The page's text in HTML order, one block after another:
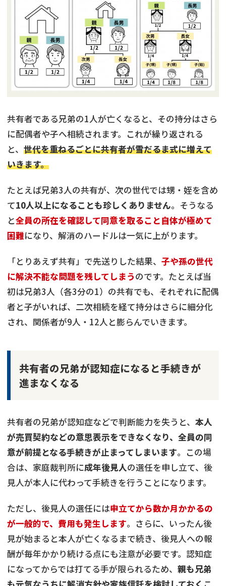
共有者である兄弟の1人が亡くなると、その持分はさら
に配偶者や子へ相続されます。これが繰り返される
と、 世代を重ねるごとに共有者が雪だるま式に増えて
いきます。
たとえば兄弟3人の共有が、次の世代では甥・姪を含め
て10人以上になることも珍しくありません。そうなる
と全員の所在を確認して同意を取ること自体が極めて
困難になり、解消のハードルは一気に上がります。
「とりあえず共有」で先送りした結果、 子や孫の世代
に解決不能な問題を残してしまうのです。たとえば当
初は兄弟3人（各3分の1）の共有でも、それぞれに配偶
者と子がいれば、二次相続を経て持分はさらに細分化
され、関係者が9人・12人と膨らんでいきます。
共有者の兄弟が認知症になると手続きが
進まなくなる
共有者の兄弟が認知症などで判断能力を失うと、 本人
が売買契約などの意思表示をできなくなり、全員の同
意が前提となる手続きが止まってしまいます。この場
合は、家庭裁判所に成年後見人の選任を申し立て、後
見人が本人に代わって手続きを行うことになります。
ただし、後見人の選任には申立てから数か月かかるの
が一般的で、費用も発生します。さらに、いったん後
見が始まると本人が亡くなるまで続き、後見人への報
酬が毎年かかり続ける点にも注意が必要です。認知症
になってからでは打てる手が限られるため、 親も兄弟